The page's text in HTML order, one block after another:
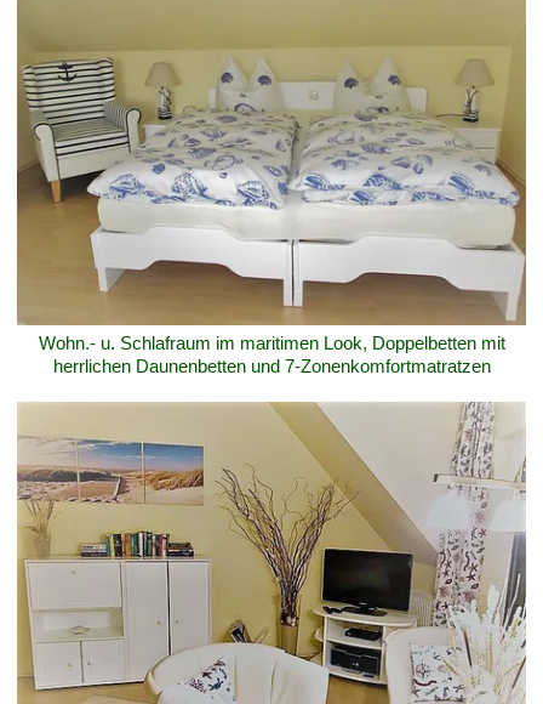
Wohn.- u. Schlafraum im maritimen Look, Doppelbetten mit
herrlichen Daunenbetten und 7-Zonenkomfortmatratzen